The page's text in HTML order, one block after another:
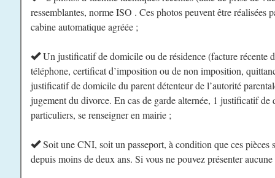
ressemblantes, norme ISO . Ces photos peuvent être réalisées
cabine automatique agréée ;
Un justificatif de domicile ou de résidence (facture récente
téléphone, certificat d’imposition ou de non imposition,
justificatif de domicile du parent détenteur de l’autorité
jugement du divorce. En cas de garde alternée, 1 justificatif de
particuliers, se renseigner en mairie ;
Soit une CNI, soit un passeport, à condition que ces pièces
depuis moins de deux ans. Si vous ne pouvez présenter